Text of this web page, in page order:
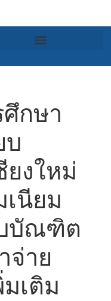
กษา
บ
งใหม่
นียม
บัณฑิต
จ่าย
เติม